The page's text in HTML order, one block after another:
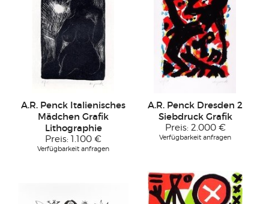
A.R. Penck Italienisches
Mädchen Grafik
Lithographie
Preis: 1.100 €
Verfügbarkeit anfragen
A.R. Penck Dresden 2
Siebdruck Grafik
Preis: 2.000 €
Verfügbarkeit anfragen